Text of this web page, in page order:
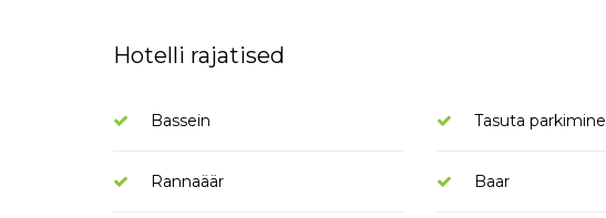
Hotelli rajatised
Bassein Tasuta parkimine
Rannaäär Baar